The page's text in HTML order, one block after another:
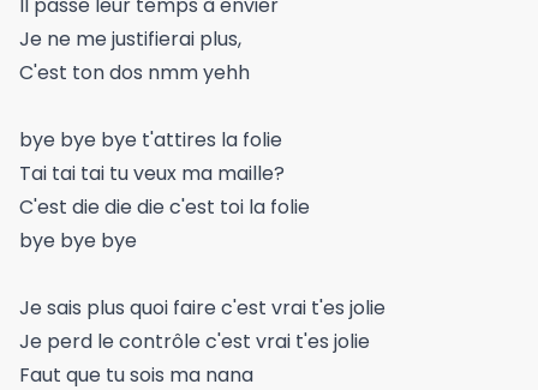
Je ne me justifierai plus,
C'est ton dos nmm yehh
bye bye bye t'attires la folie
Tai tai tai tu veux ma maille?
C'est die die die c'est toi la folie
bye bye bye
Je sais plus quoi faire c'est vrai t'es jolie
Je perd le contrôle c'est vrai t'es jolie
Faut que tu sois ma nana